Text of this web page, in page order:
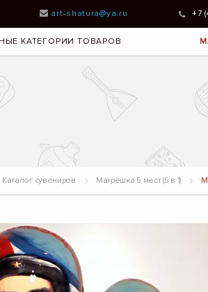
art-shatura@ya.ru +7
КАТЕГОРИИ ТОВАРОВ
Каталог сувениров Матрёшка 5 мест (5 в 1)